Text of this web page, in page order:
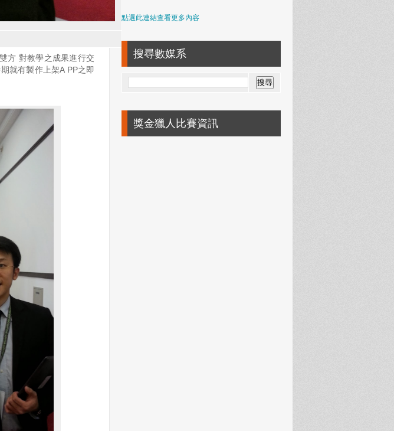
方 對教學之成果進行交
就有製作上架A PP之即
點選此連結查看更多內容
搜尋數媒系
獎金獵人比賽資訊